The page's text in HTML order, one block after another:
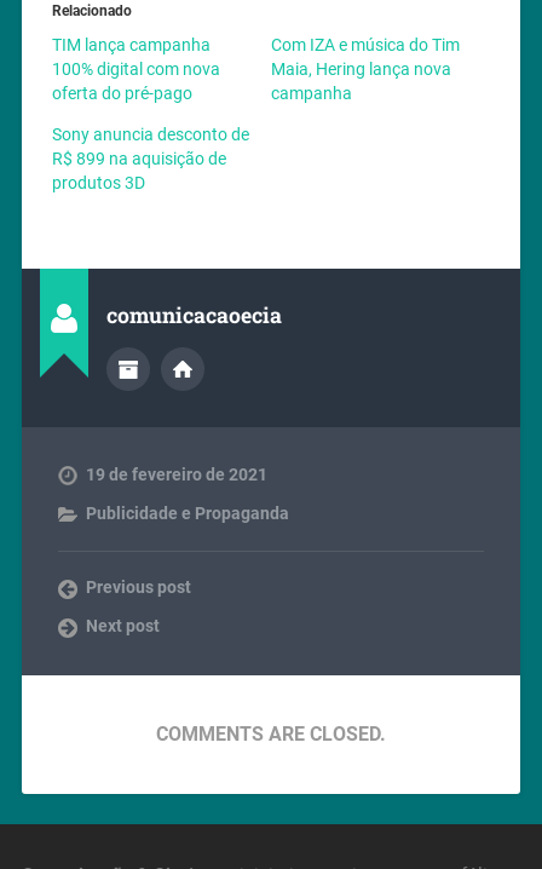
Relacionado
TIM lança campanha
100% digital com nova
oferta do pré-pago
Com IZA e música do Tim
Maia, Hering lança nova
campanha
Sony anuncia desconto de
R$ 899 na aquisição de
produtos 3D
comunicacaoecia
19 de fevereiro de 2021
Publicidade e Propaganda
Previous post
Next post
COMMENTS ARE CLOSED.